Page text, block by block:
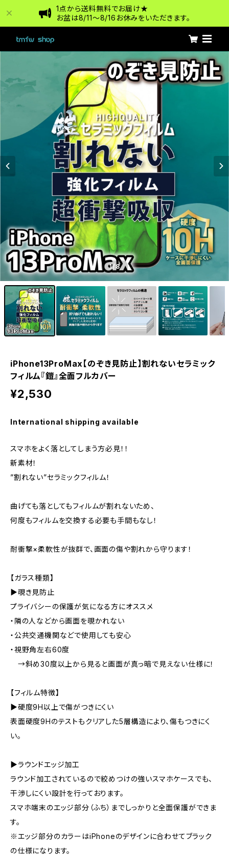
1点から送料無料でお届け★
お盆は8/11〜8/16お休みをいただきます。
1/8
iPhone13ProMax【のぞき見防止】割れないセラミック
フィルム『鎧』全面フルカバー
¥2,530
International shipping available
スマホをよく落としてしまう方必見！！
新素材！
”割れない”セラミックフィルム！
曲げても落としてもフィルムが割れないため、
何度もフィルムを交換する必要も手間もなし！
耐衝撃×柔軟性が抜群で、画面の傷や割れから守ります！
【ガラス種類】
▶覗き見防止
プライバシーの保護が気になる方にオススメ
・隣の人などから画面を覗かれない
・公共交通機関などで使用しても安心
・視野角左右60度
→斜め30度以上から見ると画面が真っ暗で見えない仕様に！
【フィルム特徴】
▶硬度9H以上で傷がつきにくい
表面硬度9Hのテストもクリアした5層構造により、傷もつきにく
い。
▶ラウンドエッジ加工
ラウンド加工されているので絞めつけの強いスマホケースでも、
干渉しにくい設計を行っております。
スマホ端末のエッジ部分（ふち）までしっかりと全面保護ができま
す。
※エッジ部分のカラーはiPhoneのデザインに合わせてブラック
の仕様になります。